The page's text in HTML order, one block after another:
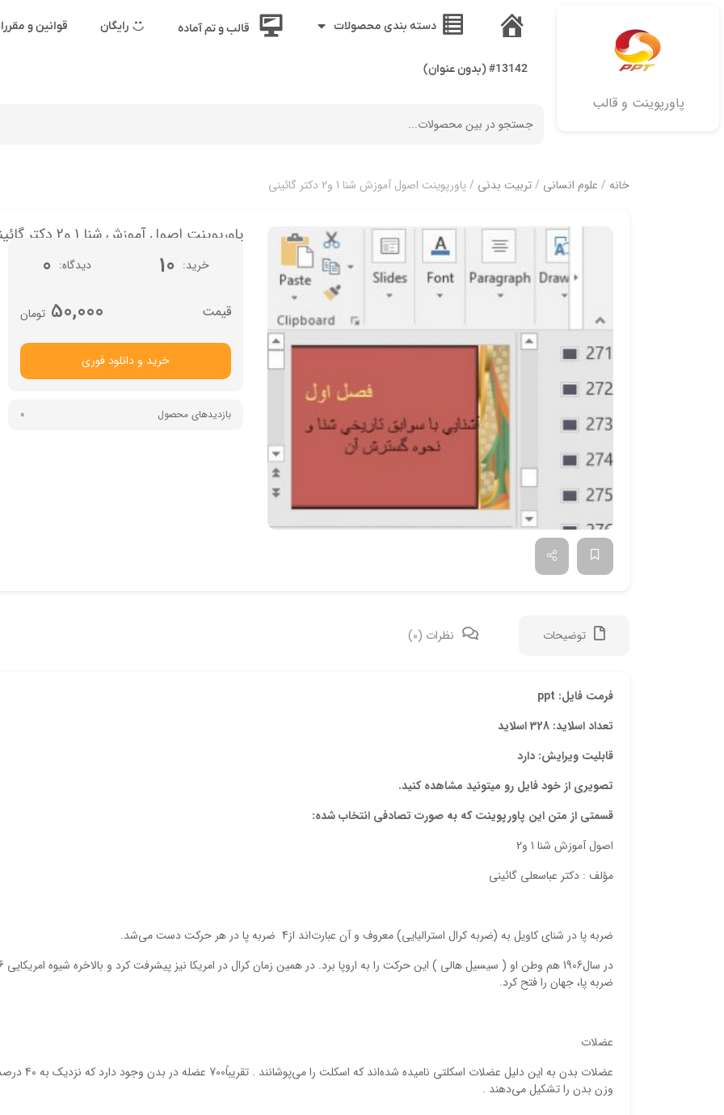
پاورپوینت و قالب
خانه
دسته بندی محصولات قالب و تم آماده رایگان قوانین و
#13142 (بدون عنوان)
خانه / علوم انسانی /تربیت بدنی / پاورپوینت اصول آموزش شنا 1 و2 دکتر گائینی
پاورپوینت اصول آموزش شنا 1 و2 دکتر گائینی
خرید 10 دیدگاه 0
تومان50,000
خرید و دانلود فوری
بازدیدهای محصول 0
توضیحات نظرات (0)
فرمت فایل: ppt
تعداد اسلاید: 328 اسلاید
قابلیت ویرایش: دارد
تصویری از خود فایل رو میتونید مشاهده کنید.
قسمتی از متن این پاورپوینت که به صورت تصادفی انتخاب شده:
اصول آموزش شنا 1 و2
مؤلف : دكتر عباسعلي گائيني
ضربه‌ پا در شناي‌ كاويل‌ به‌ (ضربه‌ كرال‌ استراليايي) معروف‌ و آن‌ عبارت‌اند از4 ضربه‌ پا در هر حركت‌ دست‌ مي‌شد.
ضربه‌ پا، جهان‌ را فتح‌ كرد.
عضلات
عضلات‌ بدن‌ به‌ اين‌ دليل‌ عضلات‌ اسكلتي‌ ناميده‌ شده‌اند كه‌ اسكلت‌ را مي‌پوشانند . تقريباً‌700 عضله‌ در
وزن‌ بدن‌ را تشكيل‌ مي‌دهند .